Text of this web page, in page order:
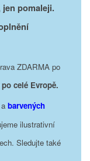
pomaleji.
ZDARMA po
celé Evropě.
a barvených
ilustrativní
Sledujte také